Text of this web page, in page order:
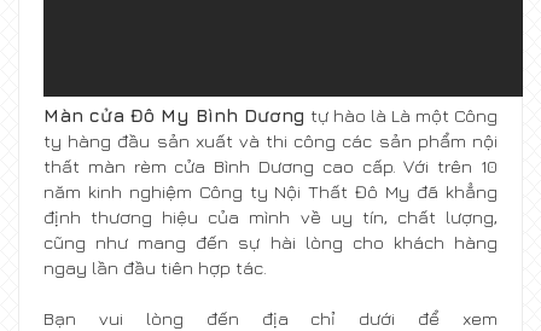
Màn cửa Đô My Bình Dương tự hào là Là một Công
ty hàng đầu sản xuất và thi công các sản phẩm nội
thất màn rèm cửa Bình Dương cao cấp. Với trên 10
năm kinh nghiệm Công ty Nội Thất Đô My đã khẳng
định thương hiệu của mình về uy tín, chất lượng,
cũng như mang đến sự hài lòng cho khách hàng
ngay lần đầu tiên hợp tác.
Bạn vui lòng đến địa chỉ dưới để xem